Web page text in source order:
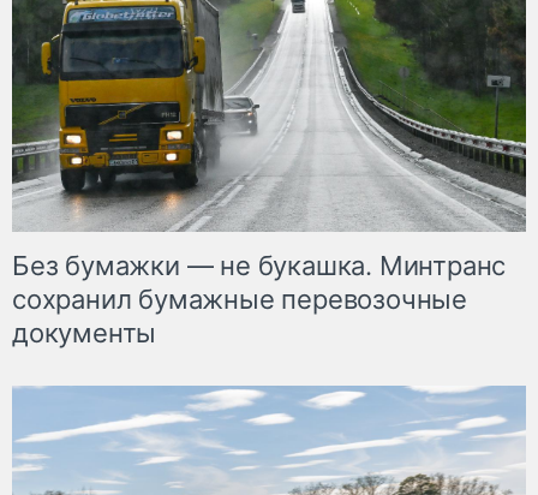
Без бумажки — не букашка. Минтранс
сохранил бумажные перевозочные
документы